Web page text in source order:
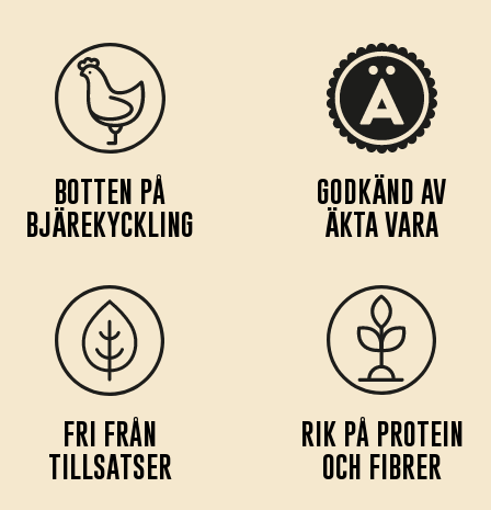
BOTTEN PÅ
BJÄREKYCKLING
GODKÄND AV
ÄKTA VARA
FRI FRÅN
TILLSATSER
RIK PÅ PROTEIN
OCH FIBRER